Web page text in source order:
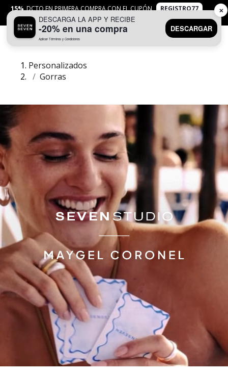
15% DCTO EN PRIMERA COMPRA CON EL CUPÓN
REGISTRO77
APLICANTYC
Personalizados
Gorras
DESCARGA LA APP Y RECIBE
-20% en una compra
Aplican Términos y Condiciones
DESCARGAR
✕